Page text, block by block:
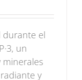
durante el
un
minerales
y